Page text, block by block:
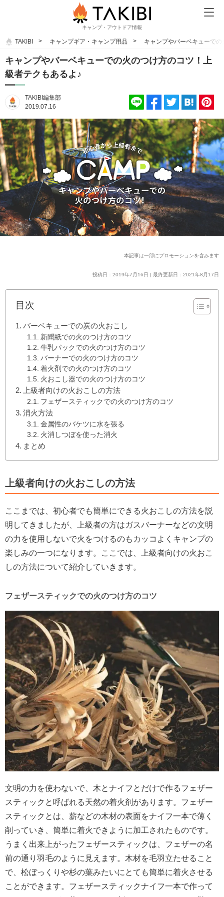
キャンプ・アウトドア情報
TAKIBI キャンプギア・キャンプ用品 キャンプやバーベキューで
キャンプやバーベキューでの火のつけ方のコツ！上
級者テクもあるよ♪
TAKIBI編集部
2019.07.16
本記事は一部にプロモーションを含みます
投稿日：2019年7月16日 | 最終更新日：2021年8月17日
目次
バーベキューでの炭の火おこし
新聞紙での火のつけ方のコツ
牛乳パックでの火のつけ方のコツ
バーナーでの火のつけ方のコツ
着火剤での火のつけ方のコツ
火おこし器での火のつけ方のコツ
上級者向けの火おこしの方法
フェザースティックでの火のつけ方のコツ
消火方法
金属性のバケツに水を張る
火消しつぼを使った消火
まとめ
上級者向けの火おこしの方法
ここまでは、初心者でも簡単にできる火おこしの方法を説
明してきましたが、上級者の方はガスバーナーなどの文明
の力を使用しないで火をつけるのもカッコよくキャンプの
楽しみの一つになります。ここでは、上級者向けの火おこ
しの方法について紹介していきます。
フェザースティックでの火のつけ方のコツ
文明の力を使わないで、木とナイフとだけで作るフェザー
スティックと呼ばれる天然の着火剤があります。フェザー
スティックとは、薪などの木材の表面をナイフ一本で薄く
削っていき、簡単に着火できように加工されたものです。
うまく出来上がったフェザースティックは、フェザーの名
前の通り羽毛のように見えます。木材を毛羽立たせること
で、松ぼっくりや杉の葉みたいにとても簡単に着火させる
ことができます。フェザースティックナイフ一本で作って